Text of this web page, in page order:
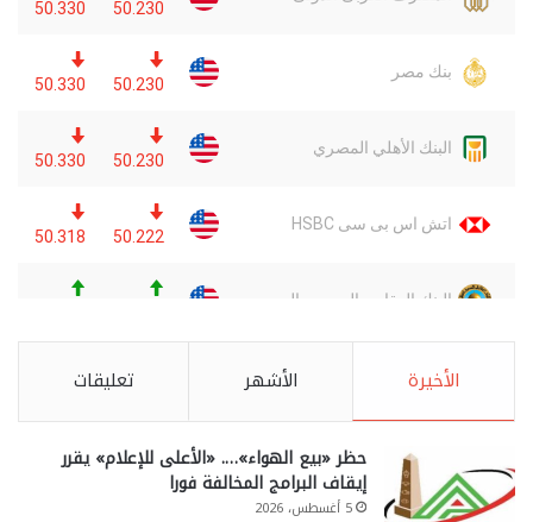
الأخيرة الأشهر تعليقات
حظر «بيع الهواء»…. «الأعلى للإعلام» يقرر
إيقاف البرامج المخالفة فورا
5 أغسطس، 2026